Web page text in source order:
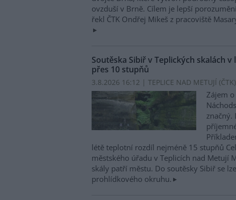
ovzduší v Brně. Cílem je lepší
řekl ČTK Ondřej Mikeš z pracoviště
Soutěska Sibiř v Teplických skalách
přes 10 stupňů
3.8.2026 16:12 | TEPLICE NAD METUJÍ (ČTK)
Zájem
značný.
létě teplotní rozdíl nejméně 15 stupňů
městského úřadu v Teplicích nad Metují
skály patří městu. Do soutěsky Sibiř se
prohlídkového okruhu.